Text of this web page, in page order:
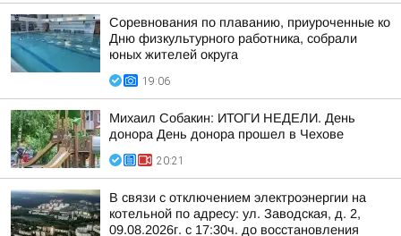
Соревнования по плаванию, приуроченные ко
Дню физкультурного работника, собрали
юных жителей округа
19:06
Михаил Собакин: ИТОГИ НЕДЕЛИ. День
донора День донора прошел в Чехове
20:21
В связи с отключением электроэнергии на
котельной по адресу: ул. Заводская, д. 2,
09.08.2026г. с 17:30ч. до восстановления